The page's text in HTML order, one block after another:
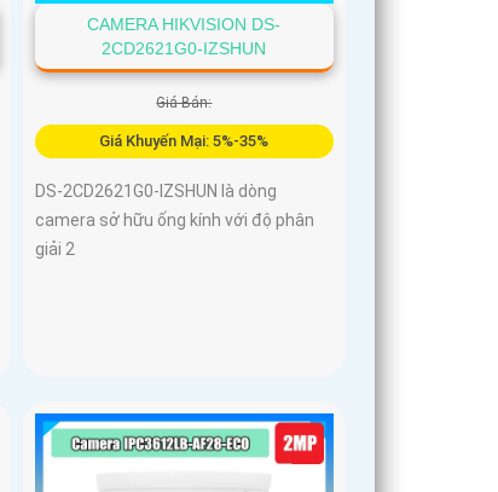
CAMERA HIKVISION DS-
2CD2621G0-IZSHUN
Giá Bán:
Giá Khuyến Mại: 5%-35%
DS-2CD2621G0-IZSHUN là dòng
camera sở hữu ống kính với độ phân
giải 2